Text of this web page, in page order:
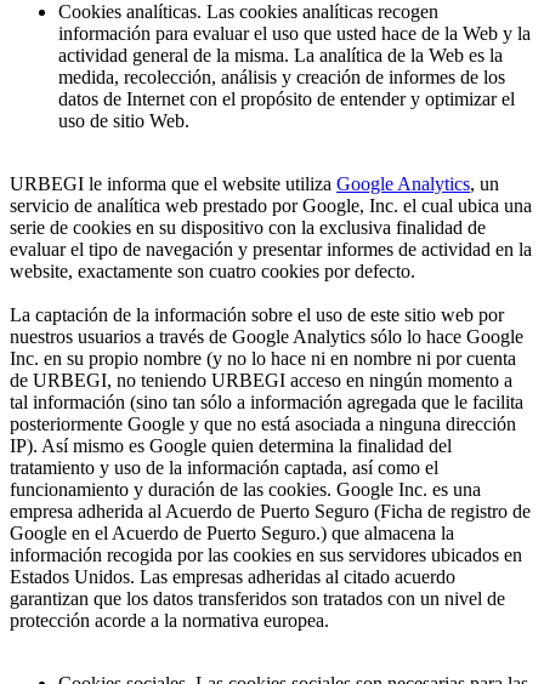
Cookies analíticas. Las cookies analíticas recogen
información para evaluar el uso que usted hace de la Web y la
actividad general de la misma. La analítica de la Web es la
medida, recolección, análisis y creación de informes de los
datos de Internet con el propósito de entender y optimizar el
uso de sitio Web.
URBEGI le informa que el website utiliza Google Analytics, un
servicio de analítica web prestado por Google, Inc. el cual ubica una
serie de cookies en su dispositivo con la exclusiva finalidad de
evaluar el tipo de navegación y presentar informes de actividad en la
website, exactamente son cuatro cookies por defecto.
La captación de la información sobre el uso de este sitio web por
nuestros usuarios a través de Google Analytics sólo lo hace Google
Inc. en su propio nombre (y no lo hace ni en nombre ni por cuenta
de URBEGI, no teniendo URBEGI acceso en ningún momento a
tal información (sino tan sólo a información agregada que le facilita
posteriormente Google y que no está asociada a ninguna dirección
IP). Así mismo es Google quien determina la finalidad del
tratamiento y uso de la información captada, así como el
funcionamiento y duración de las cookies. Google Inc. es una
empresa adherida al Acuerdo de Puerto Seguro (Ficha de registro de
Google en el Acuerdo de Puerto Seguro.) que almacena la
información recogida por las cookies en sus servidores ubicados en
Estados Unidos. Las empresas adheridas al citado acuerdo
garantizan que los datos transferidos son tratados con un nivel de
protección acorde a la normativa europea.